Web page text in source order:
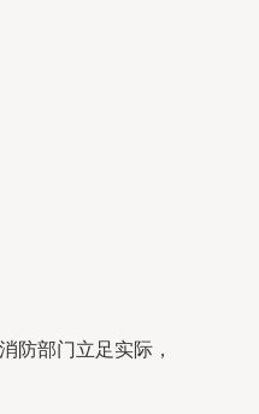
防部门立足实际，